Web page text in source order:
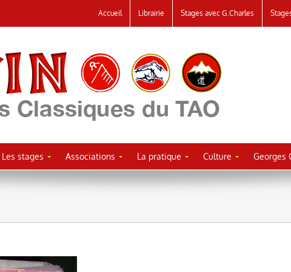
Accueil Librairie Stages avec G.Charles
Les stages Associations La pratique Culture Georges